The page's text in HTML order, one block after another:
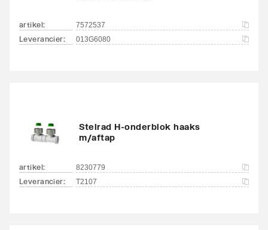
artikel: 7572537
Leverancier: 013G6080
Stelrad H-onderblok haaks
m/aftap
artikel: 8230779
Leverancier: T2107